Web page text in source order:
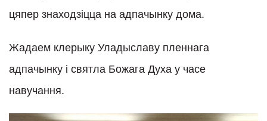
цяпер знаходзіцца на адпачынку дома.
Жадаем клерыку Уладыславу пленнага
адпачынку і святла Божага Духа у часе
навучання.